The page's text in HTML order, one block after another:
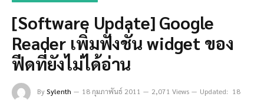
[Software Update] Google
Reader เพิ่มฟังชั่น widget ของ
ฟีดที่ยังไม่ได้อ่าน
BySylenth 18 กุมภาพันธ์ 2011 2,071 Views Updated: 18